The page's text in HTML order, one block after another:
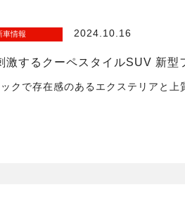
車情報 2024.10.16
激するクーペスタイルSUV 新型
クで存在感のあるエクステリアと